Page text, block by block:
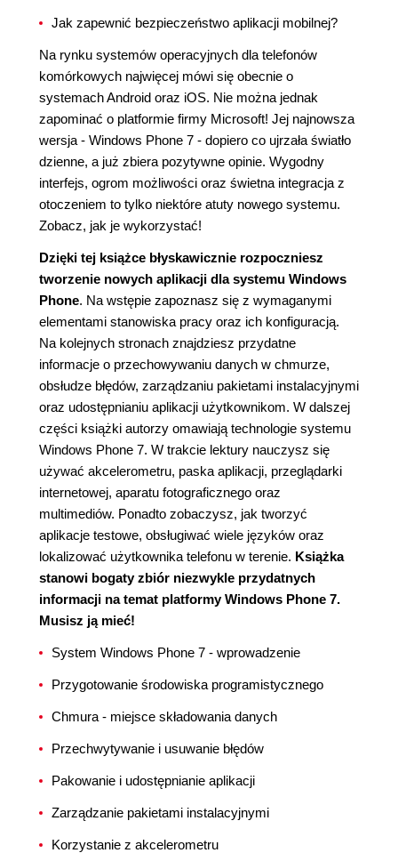
Jak zapewnić bezpieczeństwo aplikacji mobilnej?
Na rynku systemów operacyjnych dla telefonów
komórkowych najwięcej mówi się obecnie o
systemach Android oraz iOS. Nie można jednak
zapominać o platformie firmy Microsoft! Jej najnowsza
wersja - Windows Phone 7 - dopiero co ujrzała światło
dzienne, a już zbiera pozytywne opinie. Wygodny
interfejs, ogrom możliwości oraz świetna integracja z
otoczeniem to tylko niektóre atuty nowego systemu.
Zobacz, jak je wykorzystać!
Dzięki tej książce błyskawicznie rozpoczniesz
tworzenie nowych aplikacji dla systemu Windows
Phone. Na wstępie zapoznasz się z wymaganymi
elementami stanowiska pracy oraz ich konfiguracją.
Na kolejnych stronach znajdziesz przydatne
informacje o przechowywaniu danych w chmurze,
obsłudze błędów, zarządzaniu pakietami instalacyjnymi
oraz udostępnianiu aplikacji użytkownikom. W dalszej
części książki autorzy omawiają technologie systemu
Windows Phone 7. W trakcie lektury nauczysz się
używać akcelerometru, paska aplikacji, przeglądarki
internetowej, aparatu fotograficznego oraz
multimediów. Ponadto zobaczysz, jak tworzyć
aplikacje testowe, obsługiwać wiele języków oraz
lokalizować użytkownika telefonu w terenie. Książka
stanowi bogaty zbiór niezwykle przydatnych
informacji na temat platformy Windows Phone 7.
Musisz ją mieć!
System Windows Phone 7 - wprowadzenie
Przygotowanie środowiska programistycznego
Chmura - miejsce składowania danych
Przechwytywanie i usuwanie błędów
Pakowanie i udostępnianie aplikacji
Zarządzanie pakietami instalacyjnymi
Korzystanie z akcelerometru